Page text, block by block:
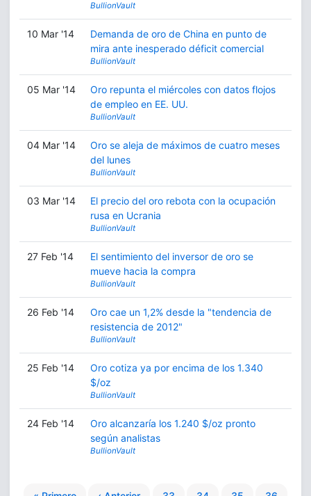
BullionVault
10 Mar '14
Demanda de oro de China en punto de
mira ante inesperado déficit comercial
BullionVault
05 Mar '14
Oro repunta el miércoles con datos flojos
de empleo en EE. UU.
BullionVault
04 Mar '14
Oro se aleja de máximos de cuatro meses
del lunes
BullionVault
03 Mar '14
El precio del oro rebota con la ocupación
rusa en Ucrania
BullionVault
27 Feb '14
El sentimiento del inversor de oro se
mueve hacia la compra
BullionVault
26 Feb '14
Oro cae un 1,2% desde la "tendencia de
resistencia de 2012"
BullionVault
25 Feb '14
Oro cotiza ya por encima de los 1.340
$/oz
BullionVault
24 Feb '14
Oro alcanzaría los 1.240 $/oz pronto
según analistas
BullionVault